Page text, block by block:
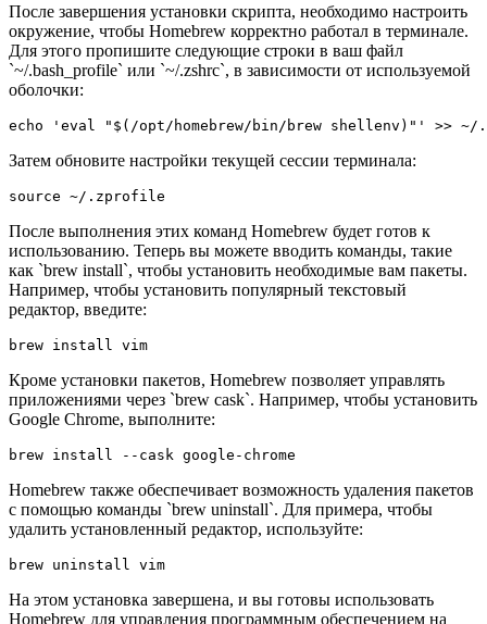
После завершения установки скрипта, необходимо настроить
окружение, чтобы Homebrew корректно работал в терминале.
Для этого пропишите следующие строки в ваш файл
`~/.bash_profile` или `~/.zshrc`, в зависимости от используемой
оболочки:
echo 'eval "$(/opt/homebrew/bin/brew shellenv)"' >>
Затем обновите настройки текущей сессии терминала:
source ~/.zprofile
После выполнения этих команд Homebrew будет готов к
использованию. Теперь вы можете вводить команды, такие
как `brew install`, чтобы установить необходимые вам пакеты.
Например, чтобы установить популярный текстовый
редактор, введите:
brew install vim
Кроме установки пакетов, Homebrew позволяет управлять
приложениями через `brew cask`. Например, чтобы установить
Google Chrome, выполните:
brew install --cask google-chrome
Homebrew также обеспечивает возможность удаления пакетов
с помощью команды `brew uninstall`. Для примера, чтобы
удалить установленный редактор, используйте:
brew uninstall vim
На этом установка завершена, и вы готовы использовать
Homebrew для управления программным обеспечением на